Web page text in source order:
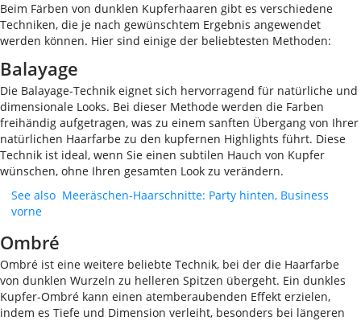
Beim Färben von dunklen Kupferhaaren gibt es verschiedene
Techniken, die je nach gewünschtem Ergebnis angewendet
werden können. Hier sind einige der beliebtesten Methoden:
Balayage
Die Balayage-Technik eignet sich hervorragend für natürliche und
dimensionale Looks. Bei dieser Methode werden die Farben
freihändig aufgetragen, was zu einem sanften Übergang von Ihrer
natürlichen Haarfarbe zu den kupfernen Highlights führt. Diese
Technik ist ideal, wenn Sie einen subtilen Hauch von Kupfer
wünschen, ohne Ihren gesamten Look zu verändern.
See also Meeräschen-Haarschnitte: Party hinten, Business
vorne
Ombré
Ombré ist eine weitere beliebte Technik, bei der die Haarfarbe
von dunklen Wurzeln zu helleren Spitzen übergeht. Ein dunkles
Kupfer-Ombré kann einen atemberaubenden Effekt erzielen,
indem es Tiefe und Dimension verleiht, besonders bei längeren